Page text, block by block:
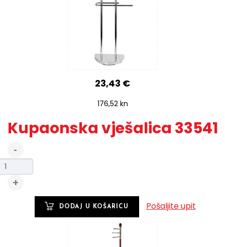
23,43 €
176,52 kn
Kupaonska vješalica 33541
Pošaljite upit